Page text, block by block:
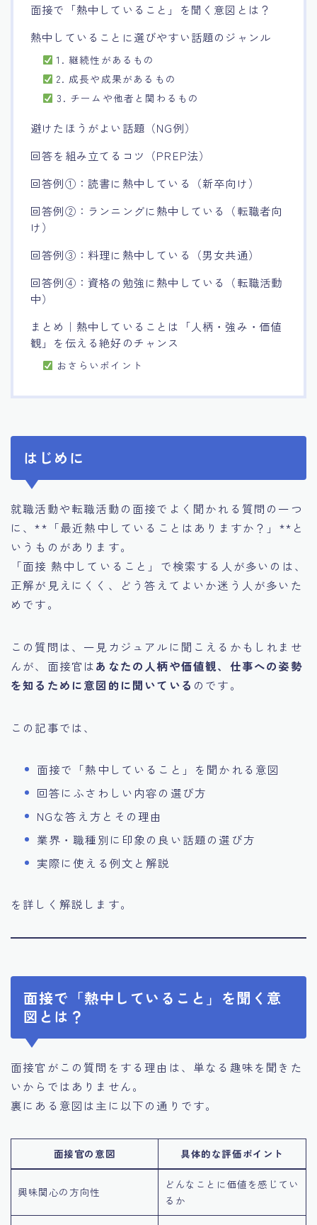
16.エージェントと良好な関係を築く方法
17.面接でブランクを効果的に伝える方法
18.転職後の職場に適応するためのヒント
面接で「熱中していること」を聞く意図とは？
熱中していることに選びやすい話題のジャンル
1. 継続性があるもの
2. 成長や成果があるもの
3. チームや他者と関わるもの
避けたほうがよい話題（NG例）
回答を組み立てるコツ（PREP法）
回答例①：読書に熱中している（新卒向け）
回答例②：ランニングに熱中している（転職者向
け）
回答例③：料理に熱中している（男女共通）
回答例④：資格の勉強に熱中している（転職活動
中）
まとめ｜熱中していることは「人柄・強み・価値
観」を伝える絶好のチャンス
おさらいポイント
はじめに
就職活動や転職活動の面接でよく聞かれる質問の一つ
に、**「最近熱中していることはありますか？」**と
いうものがあります。
「面接 熱中していること」で検索する人が多いのは、
正解が見えにくく、どう答えてよいか迷う人が多いた
めです。
この質問は、一見カジュアルに聞こえるかもしれませ
んが、面接官はあなたの人柄や価値観、仕事への姿勢
を知るために意図的に聞いている のです。
この記事では、
面接で「熱中していること」を聞かれる意図
回答にふさわしい内容の選び方
NGな答え方とその理由
業界・職種別に印象の良い話題の選び方
実際に使える例文と解説
を詳しく解説します。
面接で「熱中していること」を聞く意
図とは？
面接官がこの質問をする理由は、単なる趣味を聞きた
いからではありません。
裏にある意図は主に以下の通りです。
面接官の意図 具体的な評価ポイント
興味関心の方向性
どんなことに価値を感じてい
るか